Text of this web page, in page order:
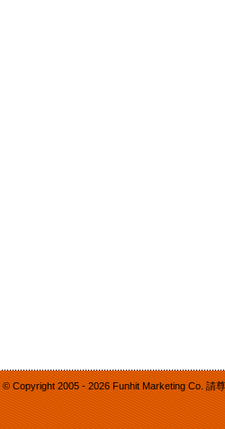
© Copyright 2005 - 2026 Funhit Marketing Co. 請